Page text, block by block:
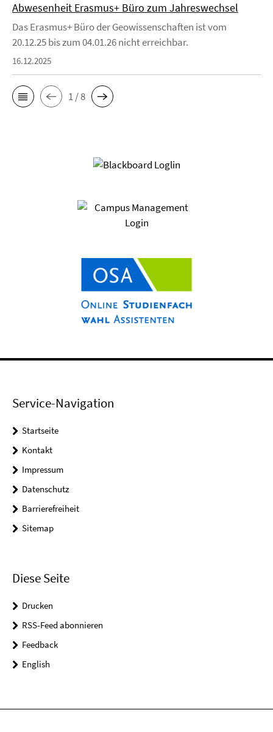
Abwesenheit Erasmus+ Büro zum Jahreswechsel
Das Erasmus+ Büro der Geowissenschaften ist vom
20.12.25 bis zum 04.01.26 nicht erreichbar.
16.12.2025
1 / 8
Service-Navigation
Startseite
Kontakt
Impressum
Datenschutz
Barrierefreiheit
Sitemap
Diese Seite
Drucken
RSS-Feed abonnieren
Feedback
English